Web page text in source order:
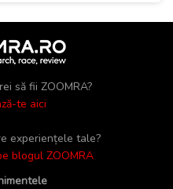
să fii ZOOMRA?
te aici
experiențele tale?
blogul ZOOMRA